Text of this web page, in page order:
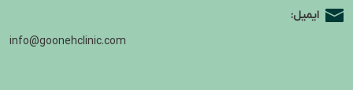
ایمیل:
info@goonehclinic.com